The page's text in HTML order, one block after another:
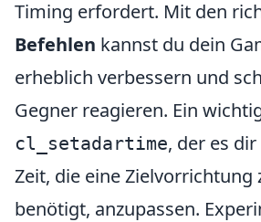
Timing erfordert. Mit den
Befehlen kannst du dein
erheblich verbessern und
Gegner reagieren. Ein
cl_setadartime, der es
Zeit, die eine Zielvorrichtung
benötigt, anzupassen.